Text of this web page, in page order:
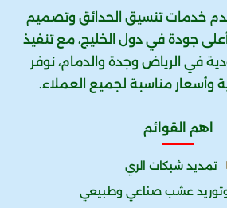
خدمات تنسيق الحدائق وتصميم
جودة في دول الخليج، مع تنفيذ
في الرياض وجدة والدمام، نوفر
مناسبة لجميع العملاء.
اهم القوائم
تمديد شبكات الري
عشب صناعي وطبيعي